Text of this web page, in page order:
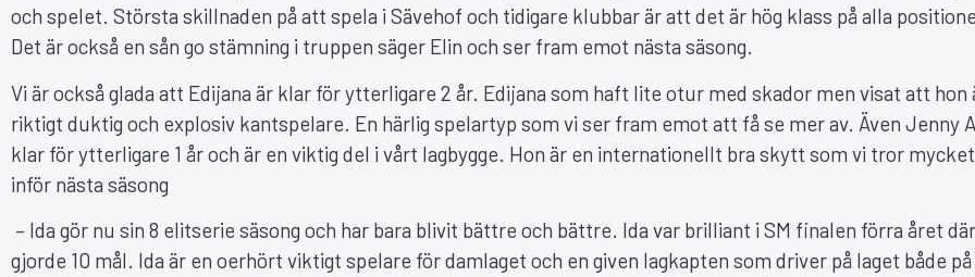
och spelet. Största skillnaden på att spela i Sävehof och tidigare klubbar är att det är hög klass på alla
Det är också en sån go stämning i truppen säger Elin och ser fram emot nästa säsong.
Vi är också glada att Edijana är klar för ytterligare 2 år. Edijana som haft lite otur med skador men visat att hon
riktigt duktig och explosiv kantspelare. En härlig spelartyp som vi ser fram emot att få se mer av. Även Jenny
klar för ytterligare 1 år och är en viktig del i vårt lagbygge. Hon är en internationellt bra skytt som vi tror
inför nästa säsong
– Ida gör nu sin 8 elitserie säsong och har bara blivit bättre och bättre. Ida var brilliant i SM finalen förra året
gjorde 10 mål. Ida är en oerhört viktigt spelare för damlaget och en given lagkapten som driver på laget både på